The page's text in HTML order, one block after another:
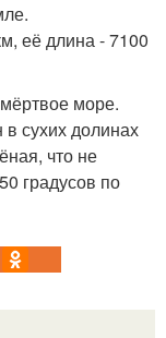
её длина - 7100
море.
сухих долинах
что не
градусов по